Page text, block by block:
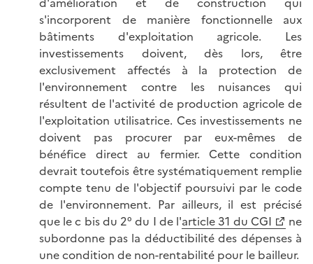
s'incorporent de manière fonctionnelle aux
bâtiments d'exploitation agricole. Les
investissements doivent, dès lors, être
exclusivement affectés à la protection de
l'environnement contre les nuisances qui
résultent de l'activité de production agricole de
l'exploitation utilisatrice. Ces investissements ne
doivent pas procurer par eux-mêmes de
bénéfice direct au fermier. Cette condition
devrait toutefois être systématiquement remplie
compte tenu de l'objectif poursuivi par le code
de l'environnement. Par ailleurs, il est précisé
que le c bis du 2° du I de l'article 31 du CGI
ne
subordonne pas la déductibilité des dépenses à
une condition de non-rentabilité pour le bailleur.